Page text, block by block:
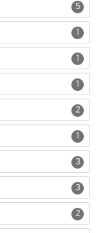
5
1
1
1
2
1
3
3
2